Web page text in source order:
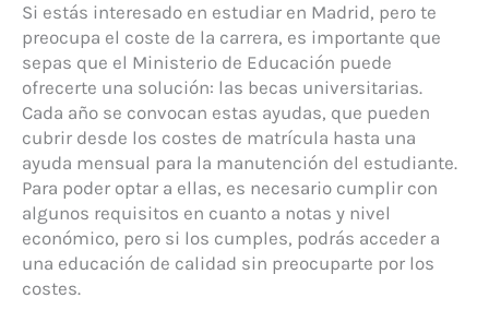
Si estás interesado en estudiar en Madrid, pero te
preocupa el coste de la carrera, es importante que
sepas que el Ministerio de Educación puede
ofrecerte una solución: las becas universitarias.
Cada año se convocan estas ayudas, que pueden
cubrir desde los costes de matrícula hasta una
ayuda mensual para la manutención del estudiante.
Para poder optar a ellas, es necesario cumplir con
algunos requisitos en cuanto a notas y nivel
económico, pero si los cumples, podrás acceder a
una educación de calidad sin preocuparte por los
costes.